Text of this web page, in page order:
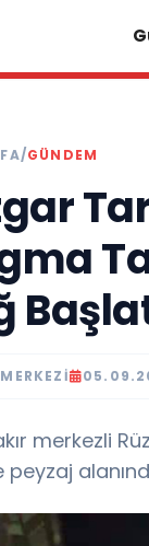
/GÜNDEM
merkezli
peyzaj